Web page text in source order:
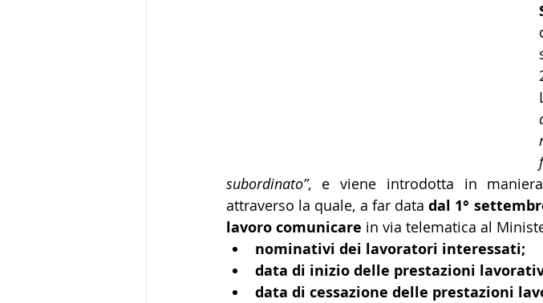
subordinato”, e viene introdotta in
attraverso la quale, a far data dal 1°
lavoro comunicare in via telematica al
nominativi dei lavoratori interessati;
data di inizio delle prestazioni
data di cessazione delle prestazioni